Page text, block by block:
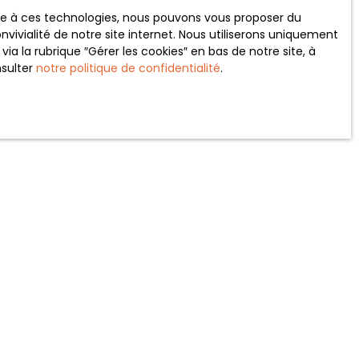
ces technologies, nous pouvons vous proposer du
de notre site internet. Nous utiliserons uniquement
la rubrique ″Gérer les cookies″ en bas de notre site, à
notre politique de confidentialité.